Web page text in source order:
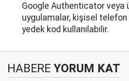
Google Authenticator veya
uygulamalar, kişisel telefon
yedek kod kullanılabilir.
HABERE YORUM KAT